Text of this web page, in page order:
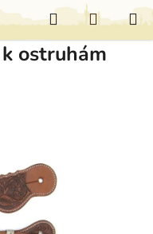
Hledat
KOŠÍK
ostruhám